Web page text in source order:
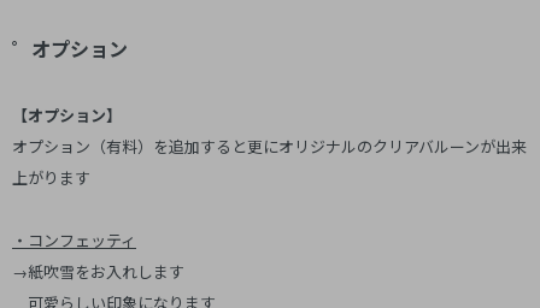
゜オプション
【オプション】
オプション（有料）を追加すると更にオリジナルのクリアバルーンが出来
上がります
・コンフェッティ
→紙吹雪をお入れします
可愛らしい印象になります